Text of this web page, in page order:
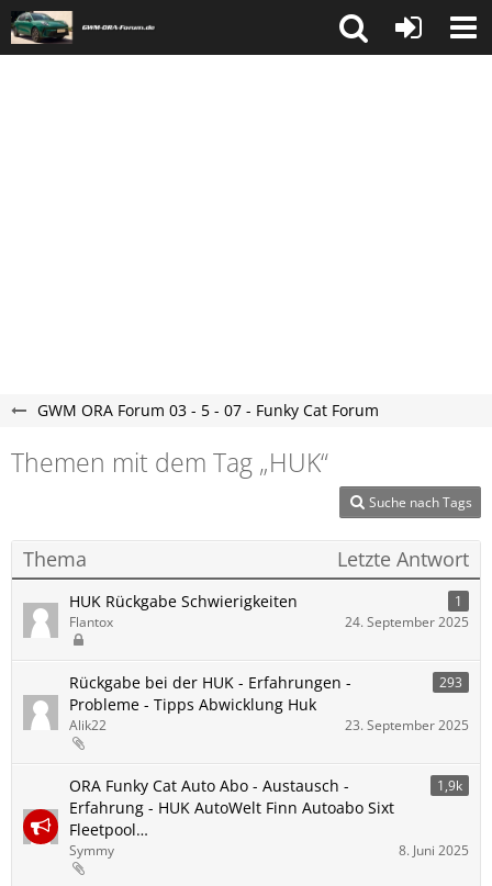
GWM ORA Forum 03 - 5 - 07 - Funky Cat Forum
Themen mit dem Tag „HUK“
Suche nach Tags
Thema Letzte Antwort
HUK Rückgabe Schwierigkeiten
1
Flantox
24. September 2025
Rückgabe bei der HUK - Erfahrungen -
Probleme - Tipps Abwicklung Huk
293
Alik22 23. September 2025
ORA Funky Cat Auto Abo - Austausch -
Erfahrung - HUK AutoWelt Finn Autoabo Sixt
Fleetpool…
1,9k
Symmy 8. Juni 2025